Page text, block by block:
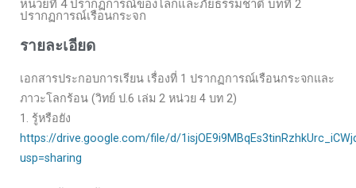
หน่วยที่ 4 ปรากฏการณ์ของโลกและภัยธรรมชาติ บทที่ 2
ปรากฏการณ์เรือนกระจก
รายละเอียด
เอกสารประกอบการเรียน เรื่องที่ 1 ปรากฏการณ์เรือนกระจกและ
ภาวะโลกร้อน (วิทย์ ป.6 เล่ม 2 หน่วย 4 บท 2)
1. รู้หรือยัง
https://drive.google.com/file/d/
usp=sharing